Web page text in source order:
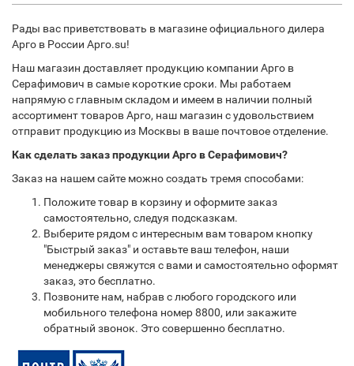
Рады вас приветствовать в магазине официального дилера
Арго в России Арго.su!
Наш магазин доставляет продукцию компании Арго в
Серафимович в самые короткие сроки. Мы работаем
напрямую с главным складом и имеем в наличии полный
ассортимент товаров Арго, наш магазин с удовольствием
отправит продукцию из Москвы в ваше почтовое отделение.
Как сделать заказ продукции Арго в Серафимович?
Заказ на нашем сайте можно создать тремя способами:
Положите товар в корзину и оформите заказ
самостоятельно, следуя подсказкам.
Выберите рядом с интересным вам товаром кнопку
"Быстрый заказ" и оставьте ваш телефон, наши
менеджеры свяжутся с вами и самостоятельно оформят
заказ, это бесплатно.
Позвоните нам, набрав с любого городского или
мобильного телефона номер 8800, или закажите
обратный звонок. Это совершенно бесплатно.